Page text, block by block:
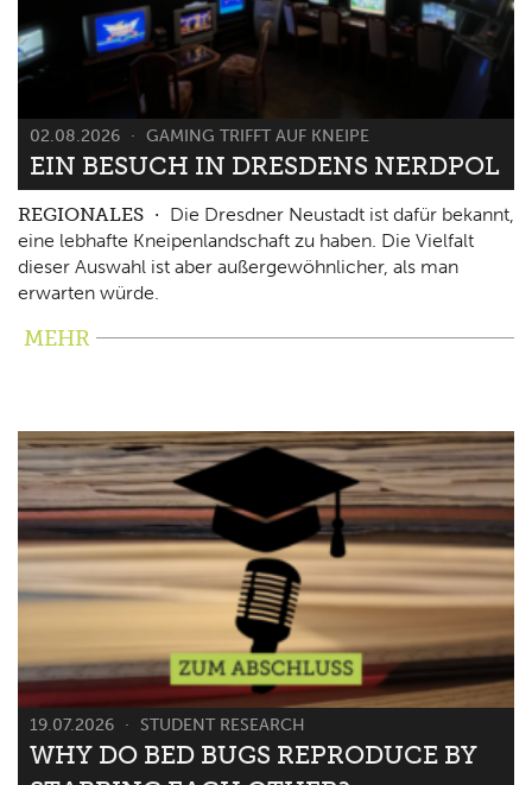
02.08.2026 GAMING TRIFFT AUF KNEIPE
EIN BESUCH IN DRESDENS NERDPOL
REGIONALES
Die Dresdner Neustadt ist dafür bekannt,
eine lebhafte Kneipenlandschaft zu haben. Die Vielfalt
dieser Auswahl ist aber außergewöhnlicher, als man
erwarten würde.
MEHR
19.07.2026 STUDENT RESEARCH
WHY DO BED BUGS REPRODUCE BY